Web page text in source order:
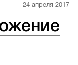
24 апреля 2017